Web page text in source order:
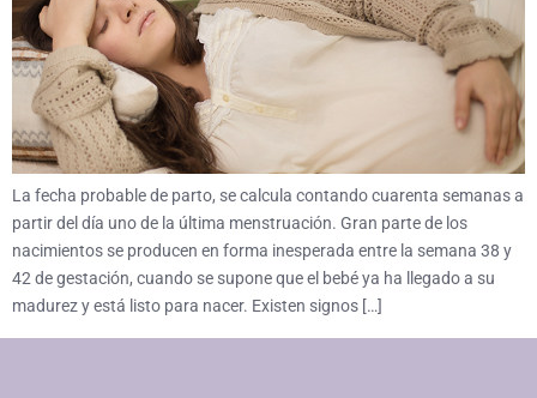
La fecha probable de parto, se calcula contando cuarenta semanas a
partir del día uno de la última menstruación. Gran parte de los
nacimientos se producen en forma inesperada entre la semana 38 y
42 de gestación, cuando se supone que el bebé ya ha llegado a su
madurez y está listo para nacer. Existen signos […]